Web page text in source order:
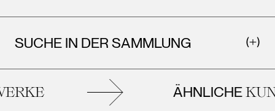
SUCHE IN DER SAMMLUNG
ÄHNLICHE